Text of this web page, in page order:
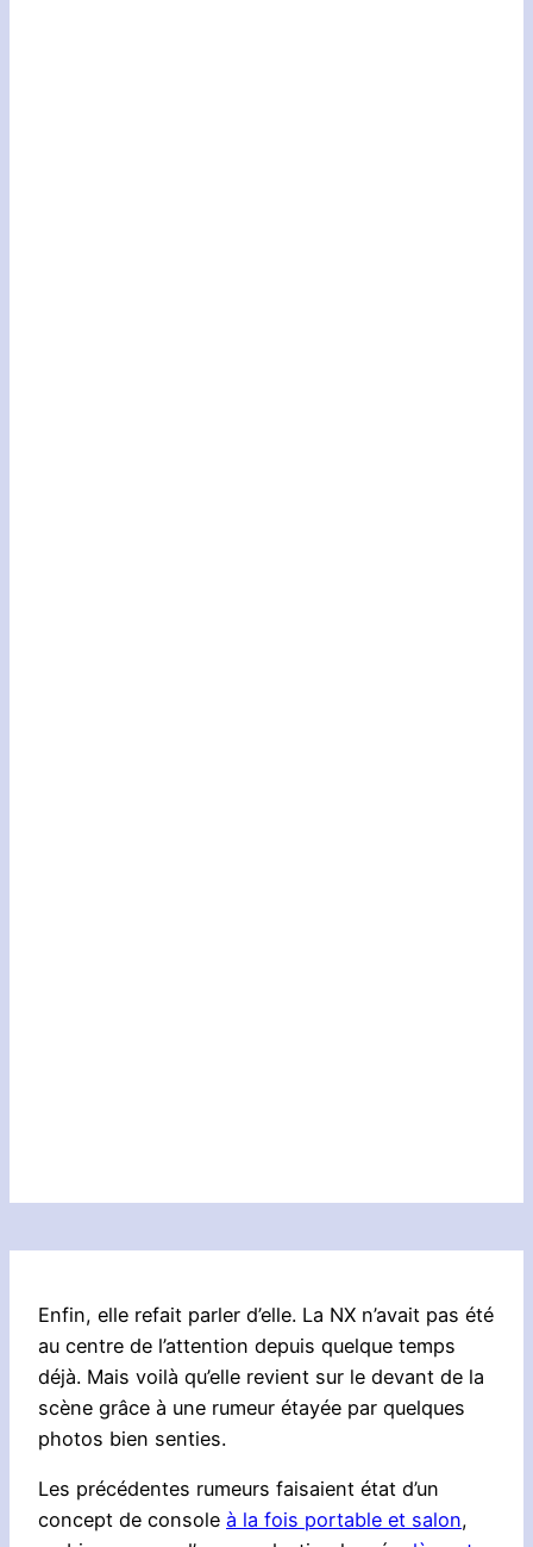
Enfin, elle refait parler d’elle. La NX n’avait pas été
au centre de l’attention depuis quelque temps
déjà. Mais voilà qu’elle revient sur le devant de la
scène grâce à une rumeur étayée par quelques
photos bien senties.
Les précédentes rumeurs faisaient état d’un
concept de console à la fois portable et salon,